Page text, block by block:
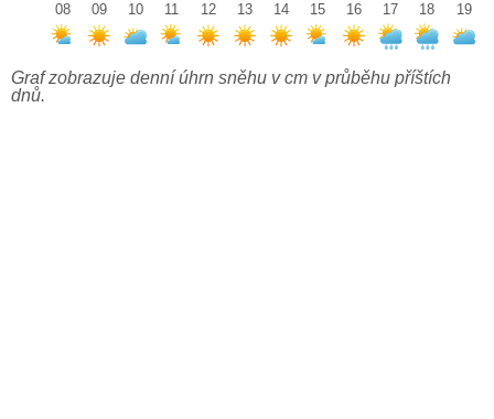
08
09
10
11
12
13
14
15
16
17
18
19
Graf zobrazuje denní úhrn sněhu v cm v průběhu příštích
dnů.